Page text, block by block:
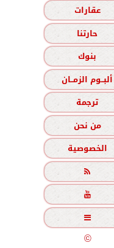
عقارات
حارتنا
بنوك
ألبــوم الزمــان
ترجمة
من نحن
الخصوصية



©